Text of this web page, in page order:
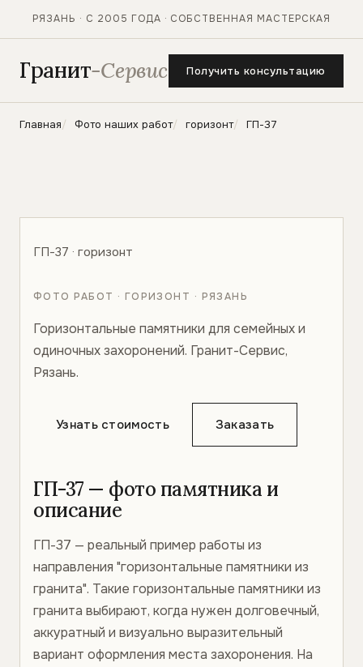
РЯЗАНЬ · С 2005 ГОДА · СОБСТВЕННАЯ МАСТЕРСКАЯ
Гранит-Сервис Получить консультацию
Главная Фото наших работ горизонт ГП-37
ГП-37 · горизонт
ФОТО РАБОТ · ГОРИЗОНТ · РЯЗАНЬ
Горизонтальные памятники для семейных и
одиночных захоронений. Гранит-Сервис,
Рязань.
Узнать стоимость Заказать
ГП-37 — фото памятника и
описание
ГП-37 — реальный пример работы из
направления "горизонтальные памятники из
гранита". Такие горизонтальные памятники из
гранита выбирают, когда нужен долговечный,
аккуратный и визуально выразительный
вариант оформления места захоронения. На